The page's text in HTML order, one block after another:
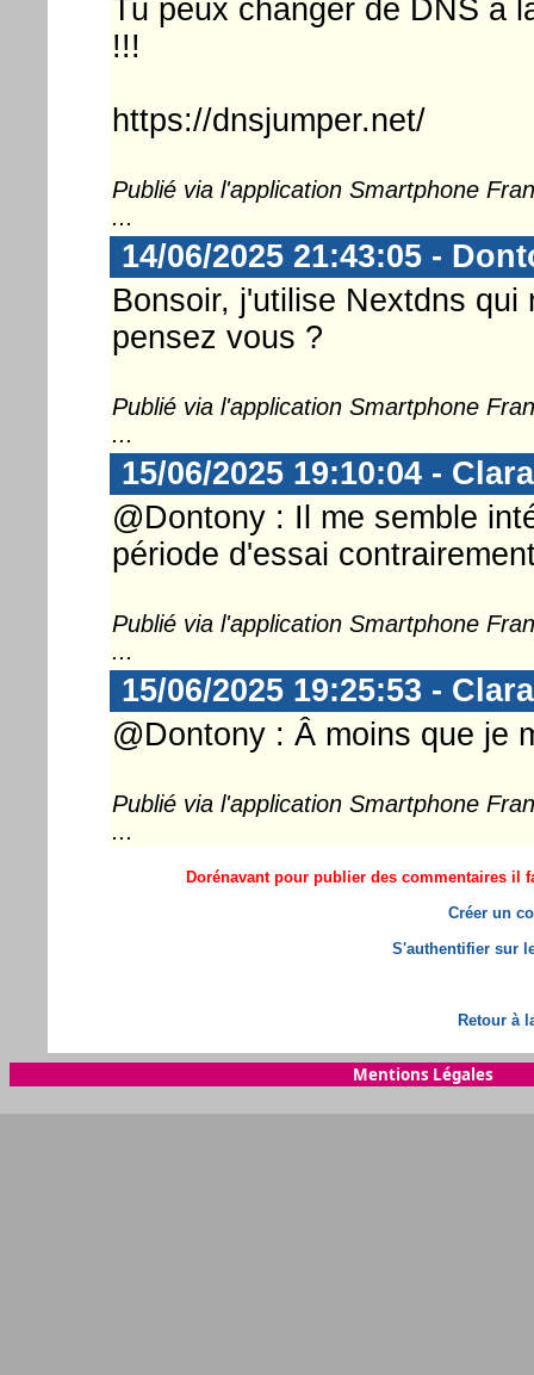
Tu peux changer de DNS à
!!!
https://dnsjumper.net/
Publié via l'application Smartphone
...
14/06/2025 21:43:05 -
Bonsoir, j'utilise Nextdns
pensez vous ?
Publié via l'application Smartphone
...
15/06/2025 19:10:04 -
@Dontony : Il me semble
période d'essai
Publié via l'application Smartphone
...
15/06/2025 19:25:53 -
@Dontony : Â moins que je
Publié via l'application Smartphone
...
Dorénavant pour publier des commentaires il
Créer un
S'authentifier sur
Retour à
Mentions Légales